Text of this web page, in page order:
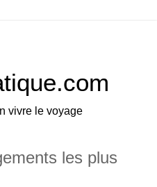
vivre le voyage
les plus